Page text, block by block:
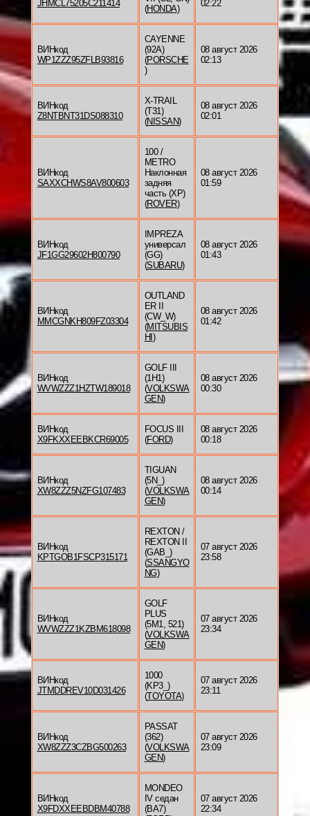
JHMCL75205C211414
(HONDA)
02:22
ВИНкод
WP1ZZZ95ZFLB93816
CAYENNE
(92A)
(PORSCHE
)
08 август 2026
02:13
ВИНкод
Z8NTBNT31DS088310
X-TRAIL
(T31)
(NISSAN)
08 август 2026
02:01
ВИНкод
SAXXCHWS8AV800603
100 /
METRO
Наклонная
задняя
часть (XP)
(ROVER)
08 август 2026
01:59
ВИНкод
JF1GG29602H800790
IMPREZA
универсал
(GG)
(SUBARU)
08 август 2026
01:43
ВИНкод
MMCGNKH809FZ03304
OUTLAND
ER II
(CW_W)
(MITSUBIS
HI )
08 август 2026
01:42
ВИНкод
WVWZZZ1HZTW189018
GOLF III
(1H1)
(VOLKSWA
GEN)
08 август 2026
00:30
ВИНкод
X9FKXXEEBKCR69005
FOCUS III
(FORD)
08 август 2026
00:18
ВИНкод
XW8ZZZ5NZFG107483
TIGUAN
(5N_)
(VOLKSWA
GEN)
08 август 2026
00:14
ВИНкод
KPTGOB1FSCP315171
REXTON /
REXTON II
(GAB_)
(SSANGYO
NG)
07 август 2026
23:58
ВИНкод
WVWZZZ1KZBM618098
GOLF
PLUS
(5M1, 521)
(VOLKSWA
GEN)
07 август 2026
23:34
ВИНкод
JTMDDREV10D031426
1000
(KP3_)
(TOYOTA)
07 август 2026
23:11
ВИНкод
XW8ZZZ3CZBG500263
PASSAT
(362)
(VOLKSWA
GEN)
07 август 2026
23:09
ВИНкод
X9FDXXEEBDBM40788
MONDEO
IV седан
(BA7)
07 август 2026
22:34